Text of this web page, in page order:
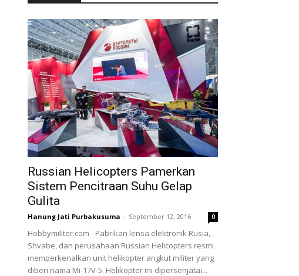
Russian Helicopters Pamerkan
Sistem Pencitraan Suhu Gelap
Gulita
Hanung Jati Purbakusuma - September 12, 2016 0
Hobbymiliter.com - Pabrikan lensa elektronik Rusia,
Shvabe, dan perusahaan Russian Helicopters resmi
memperkenalkan unit helikopter angkut militer yang
diberi nama Mi-17V-5. Helikopter ini dipersenjatai...